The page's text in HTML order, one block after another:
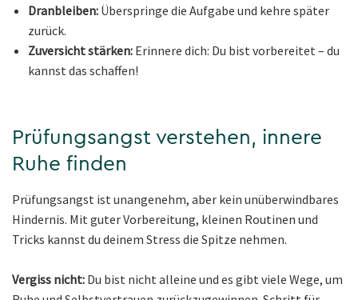
Dranbleiben: Überspringe die Aufgabe und kehre später
zurück.
Zuversicht stärken: Erinnere dich: Du bist vorbereitet – du
kannst das schaffen!
Prüfungsangst verstehen, innere
Ruhe finden
Prüfungsangst ist unangenehm, aber kein unüberwindbares
Hindernis. Mit guter Vorbereitung, kleinen Routinen und
Tricks kannst du deinem Stress die Spitze nehmen.
Vergiss nicht: Du bist nicht alleine und es gibt viele Wege, um